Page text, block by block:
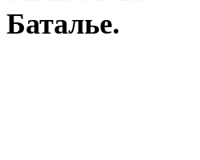
Баталье.